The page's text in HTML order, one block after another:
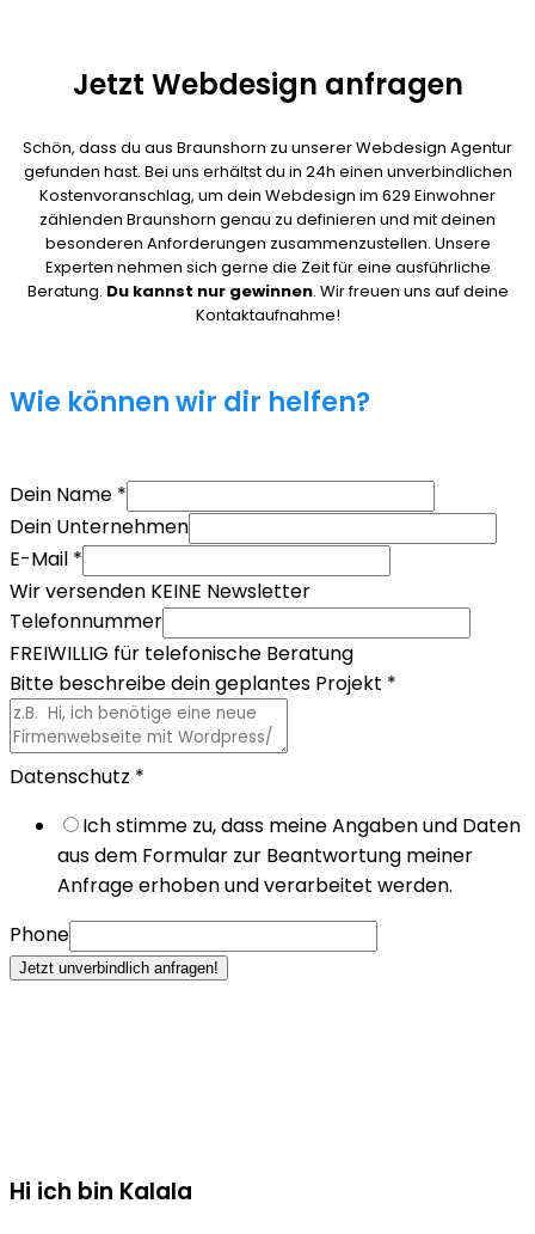
Jetzt Webdesign anfragen
Schön, dass du aus Braunshorn zu unserer Webdesign Agentur
gefunden hast. Bei uns erhältst du in 24h einen unverbindlichen
Kostenvoranschlag, um dein Webdesign im 629 Einwohner
zählenden Braunshorn genau zu definieren und mit deinen
besonderen Anforderungen zusammenzustellen. Unsere
Experten nehmen sich gerne die Zeit für eine ausführliche
Beratung. Du kannst nur gewinnen. Wir freuen uns auf deine
Kontaktaufnahme!
Wie können wir dir helfen?
Dein Name *
Dein Unternehmen
E-Mail *
Wir versenden KEINE Newsletter
Telefonnummer
FREIWILLIG für telefonische Beratung
Bitte beschreibe dein geplantes Projekt *
Datenschutz *
Ich stimme zu, dass meine Angaben und Daten
aus dem Formular zur Beantwortung meiner
Anfrage erhoben und verarbeitet werden.
Phone
Jetzt unverbindlich anfragen!
Hi ich bin Kalala